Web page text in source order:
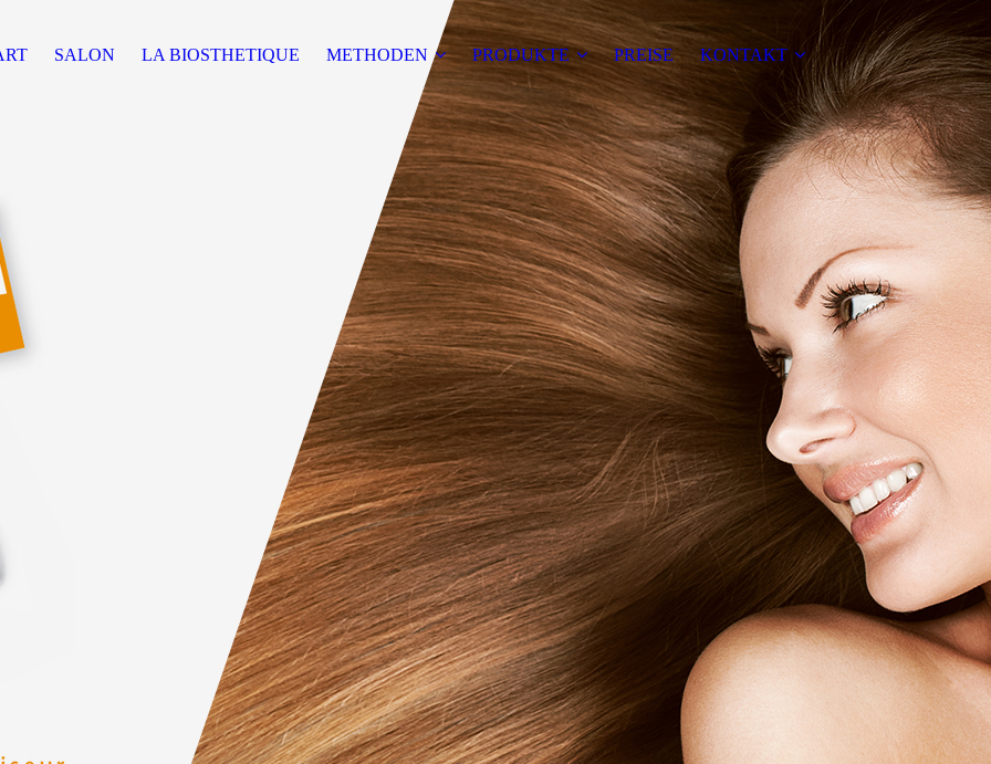
SALON LA BIOSTHETIQUE METHODEN PRODUKTE PREISE KONTAKT